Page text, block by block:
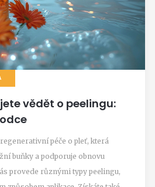
vědět o peelingu:
péče o pleť, která
buňky a podporuje obnovu
provede různými typy peelingu,